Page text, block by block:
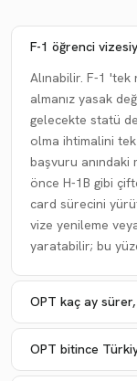
F-1 öğrenci
Alınabilir. F-1
almanız yasak
gelecekte statü
olma ihtimalini
başvuru
önce H-1B gibi
card sürecini
vize yenileme
yaratabilir; bu
OPT kaç ay
OPT bitince